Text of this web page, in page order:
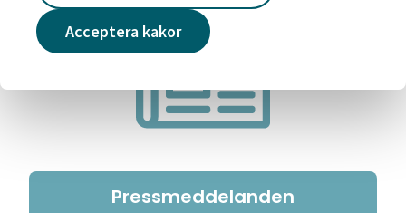
Acceptera kakor
Pressmeddelanden